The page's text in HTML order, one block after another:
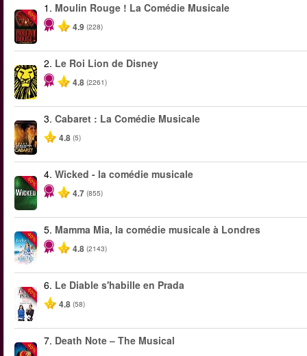
-50%
1. Moulin Rouge ! La Comédie Musicale
4.9 (228)
2. Le Roi Lion de Disney
4.8 (2261)
3. Cabaret : La Comédie Musicale
4.8 (5)
-50%
4. Wicked - la comédie musicale
4.7 (855)
-40%
5. Mamma Mia, la comédie musicale à Londres
4.8 (2143)
-50%
6. Le Diable s'habille en Prada
4.8 (58)
-40%
7. Death Note – The Musical